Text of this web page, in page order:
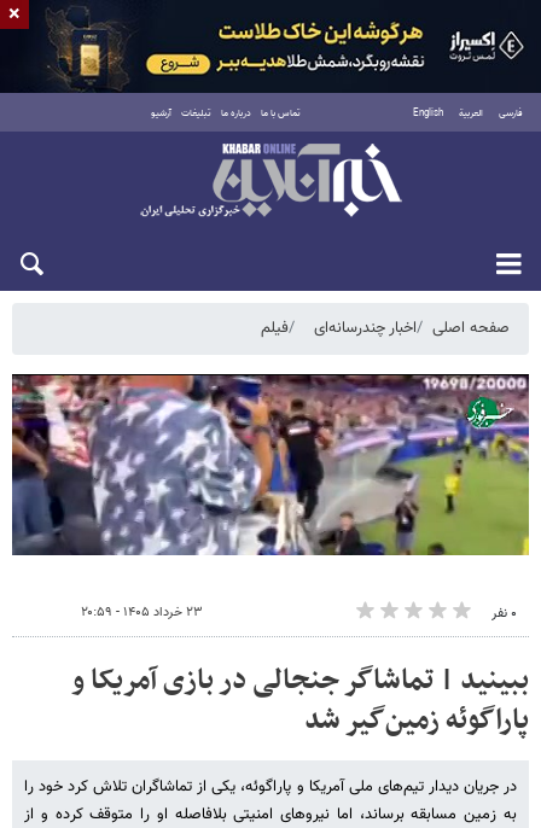
فارسی العربية English تماس با ما درباره ما تبلیغات آرشیو
شنبه ۱۷ مرداد ۱۴۰۵
صفحه اصلی اخبار چندرسانه‌ای فیلم
۰ نفر ۲۳ خرداد ۱۴۰۵ - ۲۰:۵۹
ببینید | تماشاگر جنجالی در بازی آمریکا و
پاراگوئه زمین‌گیر شد
در جریان دیدار تیم‌های ملی آمریکا و پاراگوئه، یکی از تماشاگران تلاش کرد خود را
به زمین مسابقه برساند، اما نیروهای امنیتی بلافاصله او را متوقف کرده و از
×